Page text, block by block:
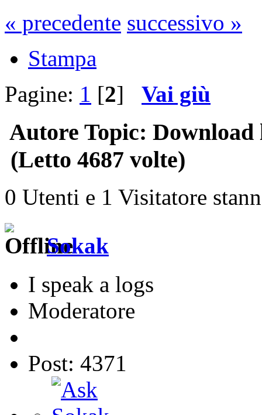
« precedente successivo »
Stampa
Pagine: 1 [2] Vai giù
Autore Topic:
(Letto 4687 volte)
0 Utenti e 1 Visitatore
Sokak
I speak a logs
Moderatore
Post: 4371